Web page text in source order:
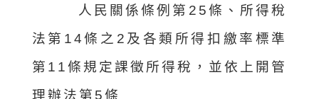
人民關係條例第25條、所得稅
法第14條之2及各類所得扣繳率標準
第11條規定課徵所得稅，並依上開管
理辦法第5條